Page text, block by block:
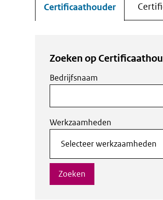
Certificaathouder
Zoeken op
Bedrijfsnaam
Werkzaamheden
Zoeken